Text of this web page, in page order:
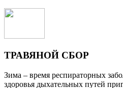
ТРАВЯНОЙ СБОР
Зима – время респираторных
здоровья дыхательных путей